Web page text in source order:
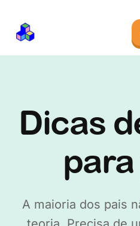
Dicas
A maioria dos pais